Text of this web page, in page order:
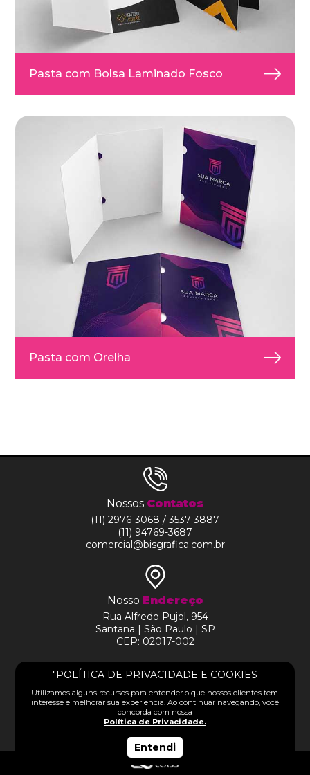
"POLÍTICA DE PRIVACIDADE E COOKIES
Utilizamos alguns recursos para entender o que nossos clientes tem
interesse e melhorar sua experiência. Ao continuar navegando, você
concorda com nossa
Política de Privacidade.
Entendi
HOME
SOBRE
PRODUTOS
Pasta com Bolsa Laminado Fosco
Pasta com Orelha
Nossos Contatos
(11) 2976-3068 / 3537-3887
(11) 94769-3687
comercial@bisgrafica.com.br
Nosso Endereço
Rua Alfredo Pujol, 954
Santana | São Paulo | SP
CEP: 02017-002
SIGA-NOS NAS REDES